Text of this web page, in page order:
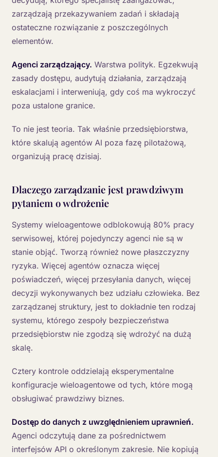
zarządzają przekazywaniem zadań i składają
ostateczne rozwiązanie z poszczególnych
elementów.
Agenci zarządzający. Warstwa polityk. Egzekwują
zasady dostępu, audytują działania, zarządzają
eskalacjami i interweniują, gdy coś ma wykroczyć
poza ustalone granice.
To nie jest teoria. Tak właśnie przedsiębiorstwa,
które skalują agentów AI poza fazę pilotażową,
organizują pracę dzisiaj.
Dlaczego zarządzanie jest prawdziwym
pytaniem o wdrożenie
Systemy wieloagentowe odblokowują 80% pracy
serwisowej, której pojedynczy agenci nie są w
stanie objąć. Tworzą również nowe płaszczyzny
ryzyka. Więcej agentów oznacza więcej
poświadczeń, więcej przesyłania danych, więcej
decyzji wykonywanych bez udziału człowieka. Bez
zarządzanej struktury, jest to dokładnie ten rodzaj
systemu, którego zespoły bezpieczeństwa
przedsiębiorstw nie zgodzą się wdrożyć na dużą
skalę.
Cztery kontrole oddzielają eksperymentalne
konfiguracje wieloagentowe od tych, które mogą
obsługiwać prawdziwy biznes.
Dostęp do danych z uwzględnieniem uprawnień.
Agenci odczytują dane za pośrednictwem
interfejsów API o określonym zakresie. Nie kopiują